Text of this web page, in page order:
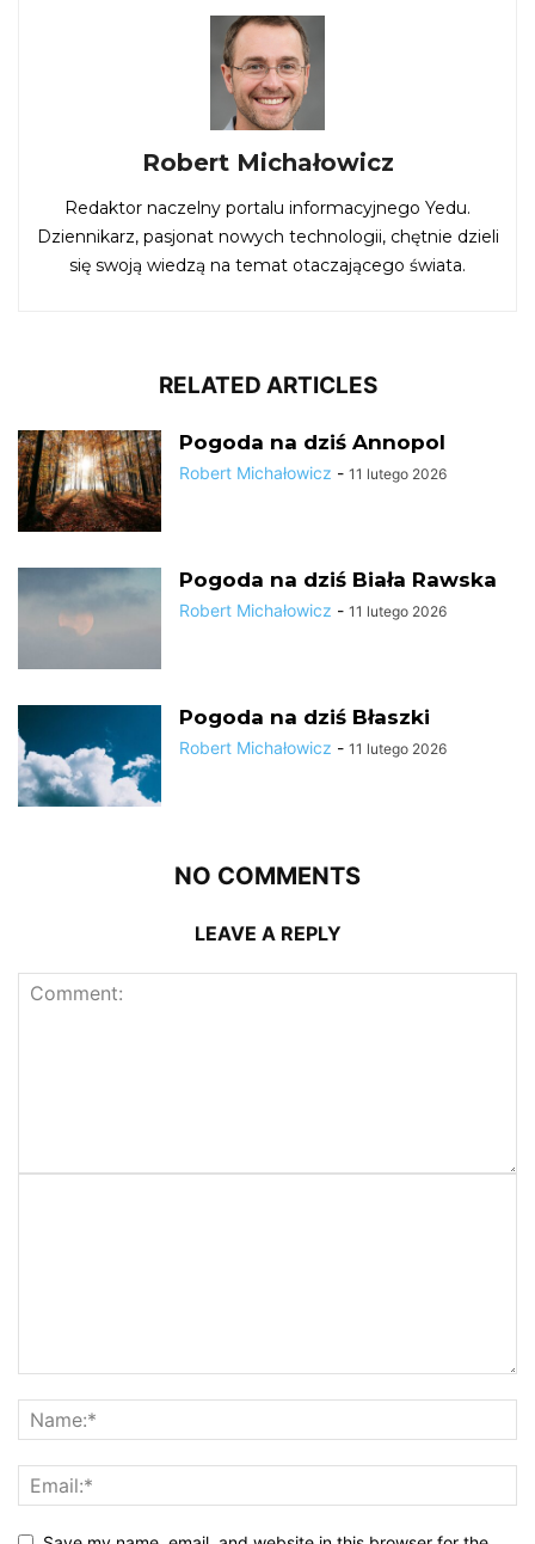
Robert Michałowicz
Redaktor naczelny portalu informacyjnego Yedu.
Dziennikarz, pasjonat nowych technologii, chętnie dzieli
się swoją wiedzą na temat otaczającego świata.
RELATED ARTICLES
Pogoda na dziś Annopol
Robert Michałowicz - 11 lutego 2026
Pogoda na dziś Biała Rawska
Robert Michałowicz - 11 lutego 2026
Pogoda na dziś Błaszki
Robert Michałowicz - 11 lutego 2026
NO COMMENTS
LEAVE A REPLY